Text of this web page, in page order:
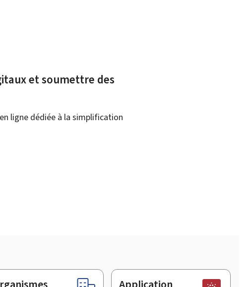
et soumettre des
ligne dédiée à la simplification